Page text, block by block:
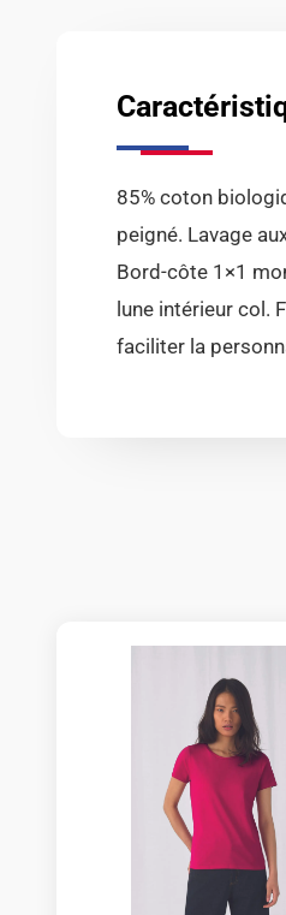
85% coton
peigné. Lavage
Bord-côte 1×1
lune intérieur col.
faciliter la